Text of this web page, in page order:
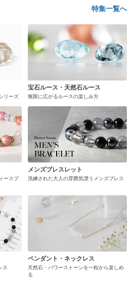
特集一覧へ
リーズ
宝石ルース・天然石ルース
無限に広がるルースの楽しみ方
ースブ
メンズブレスレット
洗練された大人の雰囲気漂うメンズブレス
ス
ペンダント・ネックレス
天然石・パワーストーンを一粒から楽しめ
る